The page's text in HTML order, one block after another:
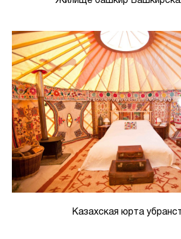
Казахская юрта